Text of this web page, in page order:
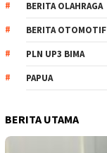
BERITA OLAHRAGA
BERITA OTOMOTIF
PLN UP3 BIMA
PAPUA
BERITA UTAMA